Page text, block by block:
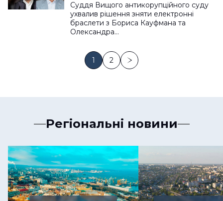
Суддя Вищого антикорупційного суду
ухвалив рішення зняти електронні
браслети з Бориса Кауфмана та
Олександра…
1 2
Регіональні новини